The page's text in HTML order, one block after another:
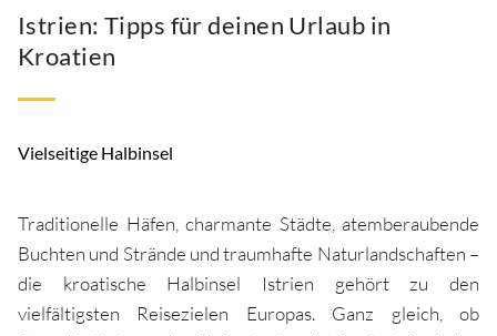
Istrien: Tipps für deinen Urlaub in
Kroatien
Vielseitige Halbinsel
Traditionelle Häfen, charmante Städte, atemberaubende
Buchten und Strände und traumhafte Naturlandschaften –
die kroatische Halbinsel Istrien gehört zu den
vielfältigsten Reisezielen Europas. Ganz gleich, ob